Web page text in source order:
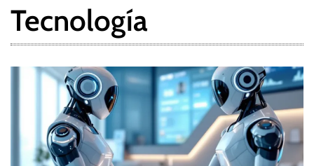
Tecnología